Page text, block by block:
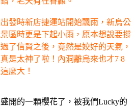
發時新店捷運站開始飄雨，新烏公
區時更是下起小雨，原本想說要撐
了信賢之後，竟然是姣好的天氣，
是太神了啦！內洞離烏來也才7 8
麼大！
開的一顆櫻花了，被我們Lucky的